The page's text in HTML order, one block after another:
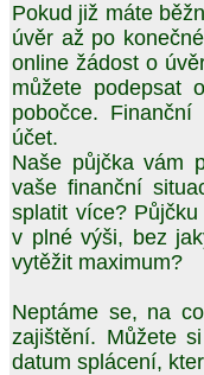
Pokud již máte
úvěr až po
online žádost o
můžete podepsat
pobočce.
účet.
Naše půjčka vám
vaše finanční
splatit více?
v plné výši, bez
vytěžit maximum?
Neptáme se, na
zajištění. Můžete
datum splácení,